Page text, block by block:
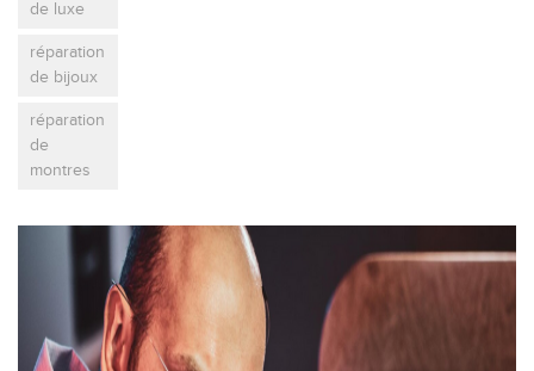
de luxe
réparation
de bijoux
réparation
de
montres